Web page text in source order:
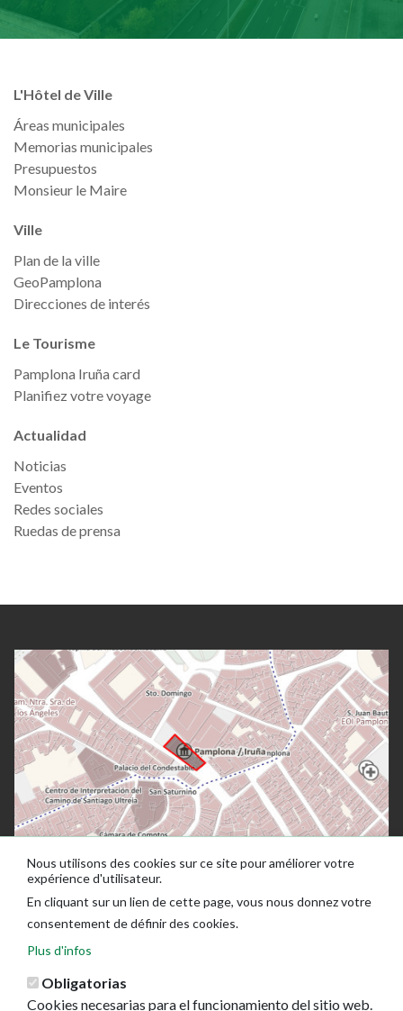
L'Hôtel de Ville
Áreas municipales
Memorias municipales
Presupuestos
Monsieur le Maire
Ville
Plan de la ville
GeoPamplona
Direcciones de interés
Le Tourisme
Pamplona Iruña card
Planifiez votre voyage
Actualidad
Noticias
Eventos
Redes sociales
Ruedas de prensa
Nous utilisons des cookies sur ce site pour améliorer votre
expérience d'utilisateur.
En cliquant sur un lien de cette page, vous nous donnez votre
consentement de définir des cookies.
Plus d'infos
Obligatorias
Cookies necesarias para el funcionamiento del sitio web.